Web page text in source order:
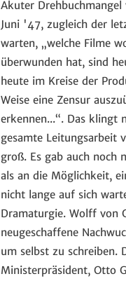
Akuter
Juni '47, zugleich der
warten, „welche Filme
überwunden hat, sind
heute im Kreise der
Weise eine Zensur
erkennen...“. Das klingt
gesamte Leitungsarbeit
groß. Es gab auch noch
als an die Möglichkeit,
nicht lange auf sich
Dramaturgie. Wolff von
neugeschaffene
um selbst zu schreiben.
Ministerpräsident, Otto